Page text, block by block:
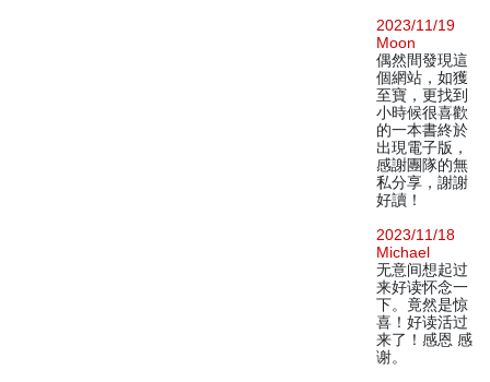
2023/11/19
Moon
偶然間發現這
個網站，如獲
至寶，更找到
小時候很喜歡
的一本書終於
出現電子版，
感謝團隊的無
私分享，謝謝
好讀！
2023/11/18
Michael
无意间想起过
来好读怀念一
下。竟然是惊
喜！好读活过
来了！感恩 感
谢。